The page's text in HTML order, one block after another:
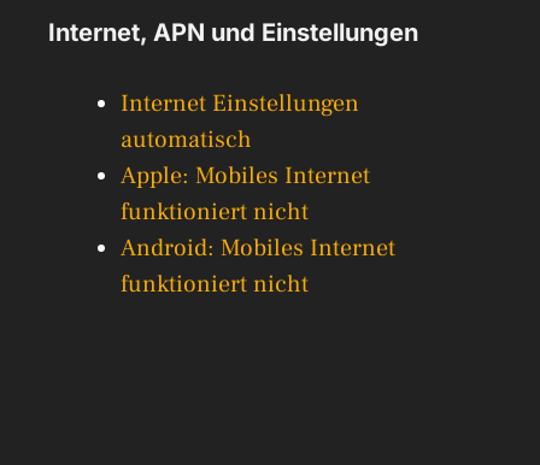
Internet, APN und Einstellungen
Internet Einstellungen
automatisch
Apple: Mobiles Internet
funktioniert nicht
Android: Mobiles Internet
funktioniert nicht